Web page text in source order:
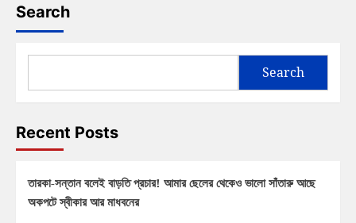
Search
Search
Recent Posts
তারকা-সন্তান বলেই বাড়তি প্রচার! আমার ছেলের থেকেও ভালো সাঁতারু আছে
অকপটে স্বীকার আর মাধবনের